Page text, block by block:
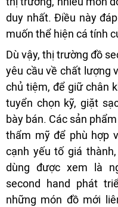
duy nhất. Điều này
muốn thể hiện cá tính
Dù vậy, thị trường đồ
yêu cầu về chất lượng
chủ tiệm, để giữ chân
tuyển chọn kỹ, giặt
bày bán. Các sản
thẩm mỹ để phù hợp
cạnh yếu tố giá
dùng được xem là
second hand phát
những món đồ mới